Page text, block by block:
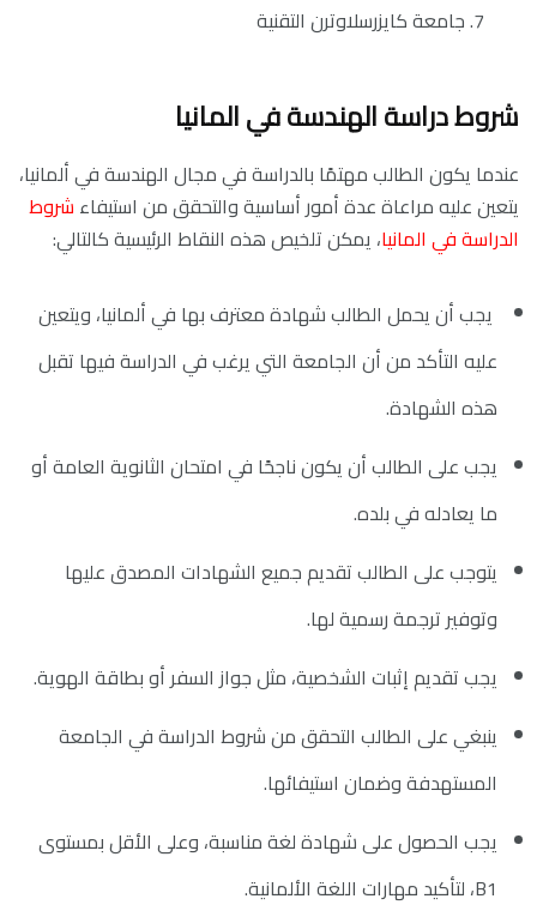
جامعة كايزرسلاوترن التقنية
شروط دراسة الهندسة في المانيا
عندما يكون الطالب مهتمًا بالدراسة في مجال الهندسة في ألمانيا،
يتعين عليه مراعاة عدة أمور أساسية والتحقق من استيفاء شروط
الدراسة في المانيا، يمكن تلخيص هذه النقاط الرئيسية كالتالي:
يجب أن يحمل الطالب شهادة معترف بها في ألمانيا، ويتعين
عليه التأكد من أن الجامعة التي يرغب في الدراسة فيها تقبل
هذه الشهادة.
يجب على الطالب أن يكون ناجحًا في امتحان الثانوية العامة أو
ما يعادله في بلده.
يتوجب على الطالب تقديم جميع الشهادات المصدق عليها
وتوفير ترجمة رسمية لها.
يجب تقديم إثبات الشخصية، مثل جواز السفر أو بطاقة الهوية.
ينبغي على الطالب التحقق من شروط الدراسة في الجامعة
المستهدفة وضمان استيفائها.
يجب الحصول على شهادة لغة مناسبة، وعلى الأقل بمستوى
B1، لتأكيد مهارات اللغة الألمانية.